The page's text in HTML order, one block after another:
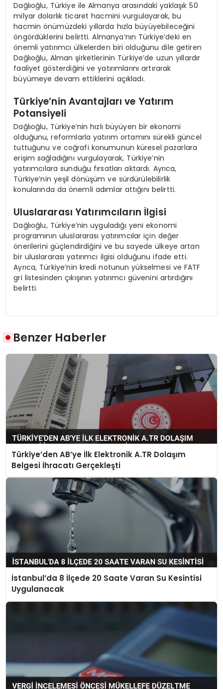
Dağlıoğlu, Türkiye ile Almanya arasındaki yaklaşık 50
milyar dolarlık ticaret hacmini vurgulayarak, bu
hacmin önümüzdeki yıllarda hızla büyüyebileceğini
öngördüklerini belirtti. Almanya’nın Türkiye’deki en
önemli yatırımcı ülkelerden biri olduğunu dile getiren
Dağlıoğlu, Alman şirketlerinin Türkiye’de uzun yıllardır
faaliyet gösterdiğini ve yatırımlarını artırarak
büyümeye devam ettiklerini açıkladı.
Türkiye’nin Avantajları ve Yatırım
Potansiyeli
Dağlıoğlu, Türkiye’nin hızlı büyüyen bir ekonomi
olduğunu, reformlarla yatırım ortamını sürekli güncel
tuttuğunu ve coğrafi konumunun küresel pazarlara
erişim sağladığını vurgulayarak, Türkiye’nin
yatırımcılara sunduğu fırsatları aktardı. Ayrıca,
Türkiye’nin yeşil dönüşüm ve sürdürülebilirlik
konularında da önemli adımlar attığını belirtti.
Uluslararası Yatırımcıların İlgisi
Dağlıoğlu, Türkiye’nin uyguladığı yeni ekonomi
programının uluslararası yatırımcılar için değer
önerilerini güçlendirdiğini ve bu sayede ülkeye artan
bir uluslararası yatırımcı ilgisi olduğunu ifade etti.
Ayrıca, Türkiye’nin kredi notunun yükselmesi ve FATF
gri listesinden çıkışının yatırımcı güvenini artırdığını
belirtti.
Benzer Haberler
Türkiye’den AB’ye İlk Elektronik A.TR Dolaşım
Belgesi İhracatı Gerçekleşti
İstanbul’da 8 İlçede 20 Saate Varan Su Kesintisi
Uygulanacak